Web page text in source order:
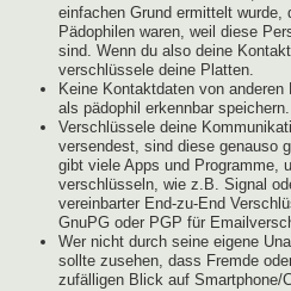
einfachen Grund ermittelt
Pädophilen waren, weil diese
sind. Wenn du also deine
verschlüssele deine Platten.
Keine Kontaktdaten von
als pädophil erkennbar speichern.
Verschlüssele deine
versendest, sind diese genauso
gibt viele Apps und Programme,
verschlüsseln, wie z.B. Signal
vereinbarter End-zu-End
GnuPG oder PGP für
Wer nicht durch seine eigene
sollte zusehen, dass Fremde
zufälligen Blick auf Smartphone/